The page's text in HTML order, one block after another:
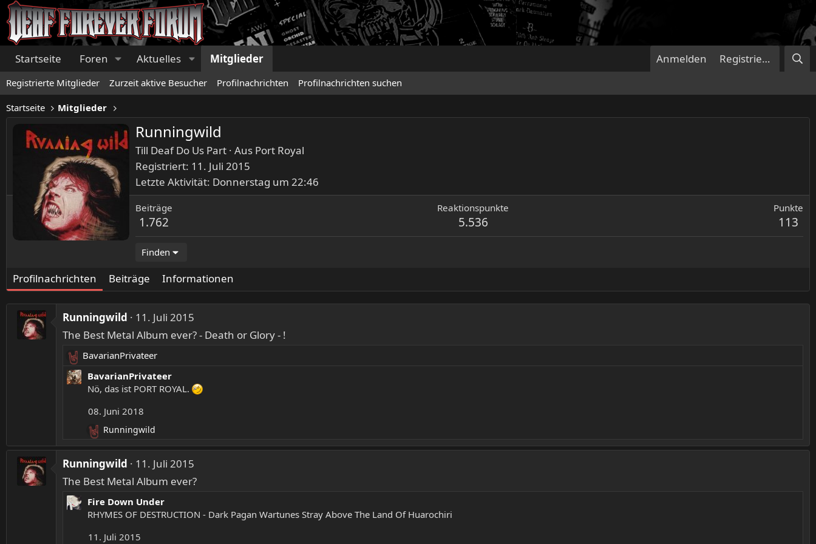
Startseite Foren Aktuelles Mitglieder Anmelden Registrieren
Registrierte Mitglieder Zurzeit aktive Besucher Profilnachrichten Profilnachrichten suchen
Startseite Mitglieder
Runningwild
Till Deaf Do Us Part · Aus Port Royal
Registriert 11. Juli 2015
Letzte Aktivität Donnerstag um 22:46
Beiträge
1.762
Reaktionspunkte
5.536
Punkte
113
Finden
Profilnachrichten Beiträge Informationen
Runningwild
11. Juli 2015
The Best Metal Album ever? - Death or Glory - !
R
e
a
n
e
n
BavarianPrivateer
BavarianPrivateer
Nö, das ist PORT ROYAL.
08. Juni 2018
R
e
a
k
t
o
n
n
Runningwild
Runningwild
11. Juli 2015
The Best Metal Album ever?
Fire Down Under
RHYMES OF DESTRUCTION - Dark Pagan Wartunes Stray Above The Land Of Huarochiri
11. Juli 2015